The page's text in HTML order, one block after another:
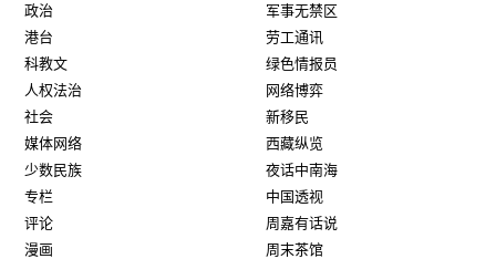
政治
港台
科教文
人权法治
社会
媒体网络
少数民族
专栏
评论
漫画
军事无禁区
劳工通讯
绿色情报员
网络博弈
新移民
西藏纵览
夜话中南海
中国透视
周嘉有话说
周末茶馆